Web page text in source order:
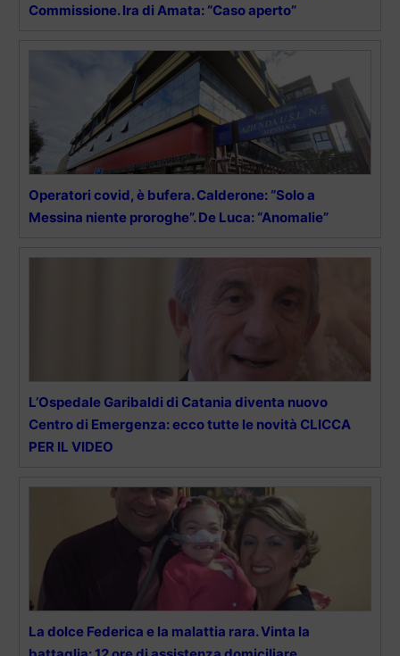
Commissione. Ira di Amata: “Caso aperto”
Operatori covid, è bufera. Calderone: “Solo a
Messina niente proroghe”. De Luca: “Anomalie”
L’Ospedale Garibaldi di Catania diventa nuovo
Centro di Emergenza: ecco tutte le novità CLICCA
PER IL VIDEO
La dolce Federica e la malattia rara. Vinta la